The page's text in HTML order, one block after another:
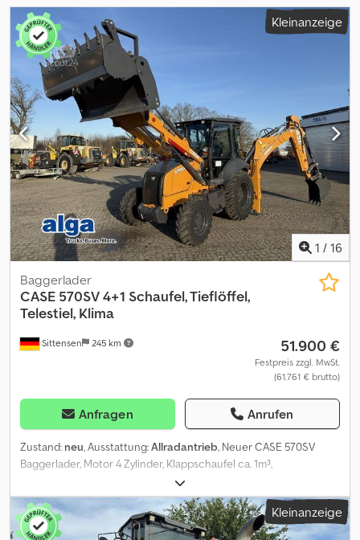
Kleinanzeige
1 / 16
Sittensen 245 km
Baggerlader
CASE 570SV 4+1 Schaufel, Tieflöffel,
Telestiel, Klima
51.900 €
Festpreis zzgl. MwSt.
(61.761 € brutto)
Anfragen Anrufen
Zustand: neu, Ausstattung:Allradantrieb, Neuer CASE 570SV
Baggerlader, Motor 4 Zylinder, Klappschaufel ca. 1m³,
Palettengabel, Heckbagger m. Telestiel, Hammervorrichtung,
Tieflöffel m. Zähne 600 mm, Beleuchtung, Kabine, Radio, Heizung,
Klimaanlage, Fahrzeug kann mit Werbung beklebt und/oder
beschriftet sein SI86784 Unser Angebot ist generell ohne neue
Kleinanzeige